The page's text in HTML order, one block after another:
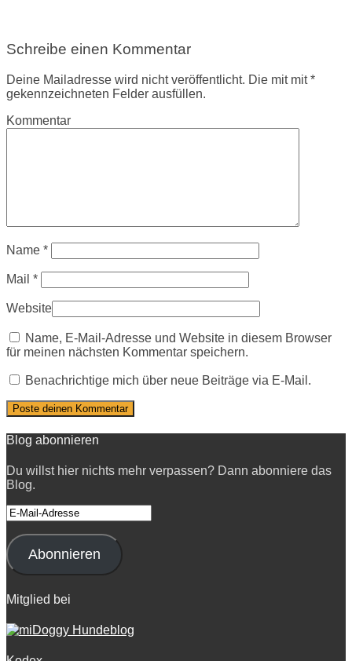
Schreibe einen Kommentar
Deine Mailadresse wird nicht veröffentlicht. Die mit mit *
gekennzeichneten Felder ausfüllen.
Kommentar
Name *
Mail *
Website
Name, E-Mail-Adresse und Website in diesem Browser
für meinen nächsten Kommentar speichern.
Benachrichtige mich über neue Beiträge via E-Mail.
Blog abonnieren
Du willst hier nichts mehr verpassen? Dann abonniere das
Blog.
E-
Mail-
Adresse
Abonnieren
Mitglied bei